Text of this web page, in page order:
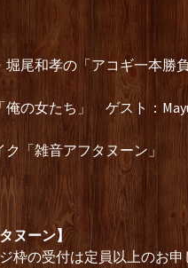
尾和孝の「アコギ一本勝負
の女たち」 ゲスト：
「雑音アフタヌーン」
ヌーン】
枠の受付は定員以上のお